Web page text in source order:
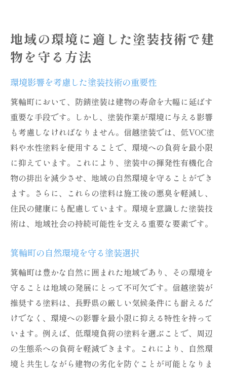
地域の環境に適した塗装技術で建
物を守る方法
環境影響を考慮した塗装技術の重要性
箕輪町において、防錆塗装は建物の寿命を大幅に延ばす
重要な手段です。しかし、塗装作業が環境に与える影響
も考慮しなければなりません。信越塗装では、低VOC塗
料や水性塗料を使用することで、環境への負荷を最小限
に抑えています。これにより、塗装中の揮発性有機化合
物の排出を減少させ、地域の自然環境を守ることができ
ます。さらに、これらの塗料は施工後の悪臭を軽減し、
住民の健康にも配慮しています。環境を意識した塗装技
術は、地域社会の持続可能性を支える重要な要素です。
箕輪町の自然環境を守る塗装選択
箕輪町は豊かな自然に囲まれた地域であり、その環境を
守ることは地域の発展にとって不可欠です。信越塗装が
推奨する塗料は、長野県の厳しい気候条件にも耐えるだ
けでなく、環境への影響を最小限に抑える特性を持って
います。例えば、低環境負荷の塗料を選ぶことで、周辺
の生態系への負荷を軽減できます。これにより、自然環
境と共生しながら建物の劣化を防ぐことが可能となりま